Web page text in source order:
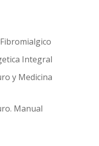
Integral
y Medicina
Manual